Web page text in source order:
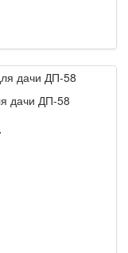
дачи ДП-58